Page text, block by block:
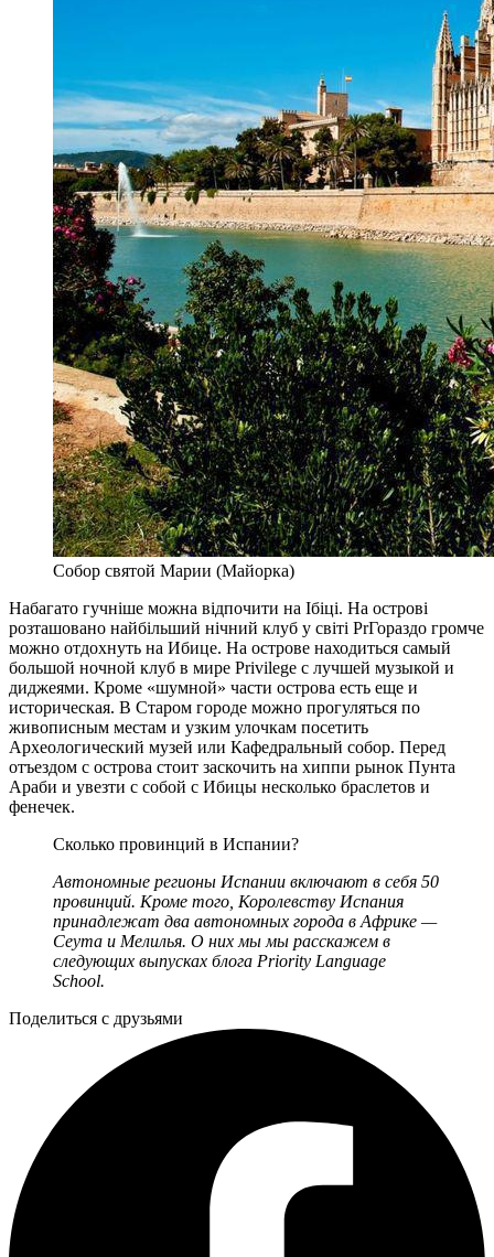
Собор святой Марии (Майорка)
Набагато гучніше можна відпочити на Ібіці. На острові
розташовано найбільший нічний клуб у світі PrГораздо громче
можно отдохнуть на Ибице. На острове находиться самый
большой ночной клуб в мире Privilege с лучшей музыкой и
диджеями. Кроме «шумной» части острова есть еще и
историческая. В Старом городе можно прогуляться по
живописным местам и узким улочкам посетить
Археологический музей или Кафедральный собор. Перед
отъездом с острова стоит заскочить на хиппи рынок Пунта
Араби и увезти с собой с Ибицы несколько браслетов и
фенечек.
Сколько провинций в Испании?
Автономные регионы Испании включают в себя 50
провинций. Кроме того, Королевству Испания
принадлежат два автономных города в Африке —
Сеута и Мелилья. О них мы мы расскажем в
следующих выпусках блога Priority Language
School.
Поделиться с друзьями